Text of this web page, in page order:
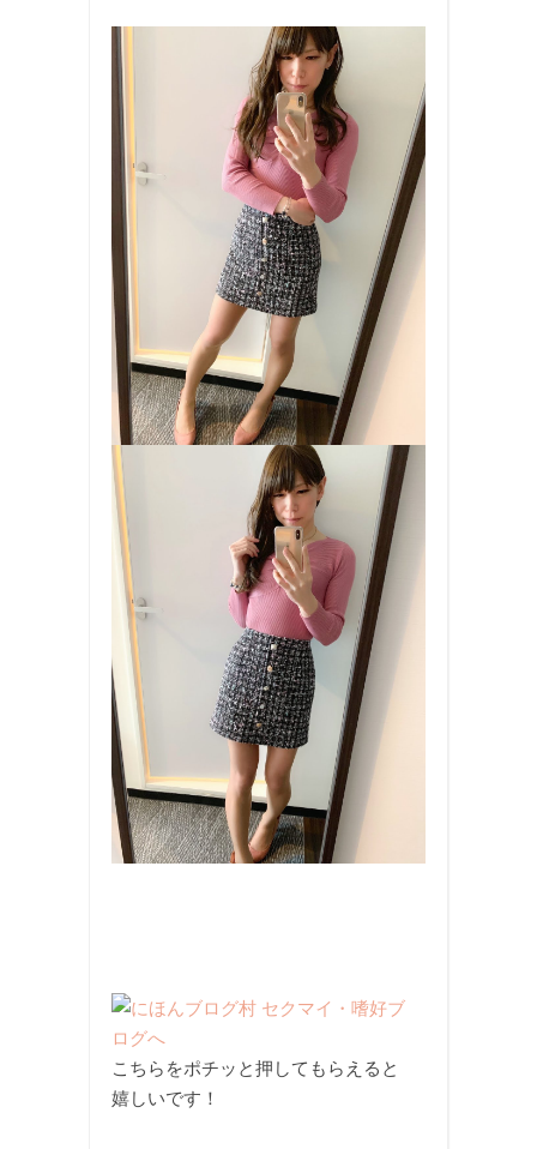
こちらをポチッと押してもらえると
嬉しいです！